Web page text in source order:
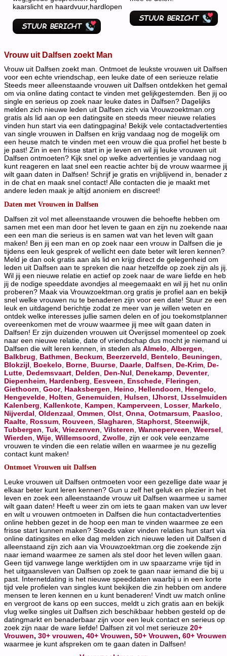
kaarslicht en haardvuur,hardlopen
Vrouw uit Dalfsen zoekt Man
Vrouw uit Dalfsen zoekt man. Ontmoet de leukste vrouwen uit Dalfsen
voor een echte vriendschap, een leuke date of een serieuze relatie
Steeds meer alleenstaande vrouwen uit Dalfsen ontdekken het
om via online dating contact te vinden met gelijkgestemden. Ben jij
single en serieus op zoek naar leuke dates in Dalfsen? Dagelijks
melden zich nieuwe leden uit Dalfsen zich via Vrouwzoektman.org
gratis als lid aan op een datingsite en steeds meer nieuwe relaties
vinden hun start via een datingpagina! Bekijk vele contactadvertenties
van single vrouwen in Dalfsen en krijg vandaag nog de mogelijk om
een heuse match te vinden met een vrouw die qua profiel het beste
je past! Zin in een frisse start in je leven en wil jij leuke vrouwen uit
Dalfsen ontmoeten? Kijk snel op welke advertenties je vandaag nog
kunt reageren en laat snel een reactie achter bij de vrouw waarmee jij
wilt gaan daten in Dalfsen! Schrijf je gratis en vrijblijvend in, benader
in de chat en maak snel contact! Alle contacten die je maakt met
andere leden maak je altijd anoniem en discreet!
Daten met Vrouwen in Dalfsen
Dalfsen zit vol met alleenstaande vrouwen die behoefte hebben om
samen met een man door het leven te gaan en zijn nu zoekende
een een man die serieus is en samen wat van het leven wilt gaan
maken! Ben jij een man en op zoek naar een vrouw in Dalfsen die je
tijdens een leuk gesprek of wellicht een date beter wilt leren kennen?
Meld je dan ook gratis aan als lid en krijg direct de gelegenheid om
leden uit Dalfsen aan te spreken die naar hetzelfde op zoek zijn als jij.
Wil jij een nieuwe relatie en actief op zoek naar de ware liefde en heb
jij de nodige speeddate avondjes al meegemaakt en wil jij het nu
proberen? Maak via Vrouwzoektman.org gratis je profiel aan en
snel welke vrouwen nu te benaderen zijn voor een date! Stuur ze een
leuk en uitdagend berichtje zodat ze meer van je willen weten en
ontdek welke interesses jullie samen delen en of jou
overeenkomen met de vrouw waarmee jij mee wilt gaan daten in
Dalfsen! Er zijn duizenden vrouwen uit Overijssel momenteel op zoek
naar een nieuwe relatie, date of vriendschap dus mocht je niemand
Dalfsen die wilt leren kennen, in steden als Almelo Albergen
Balkbrug
Bathmen Beckum Beerzerveld Bentelo Beuningen
Blokzijl
Boekelo Borne Buurse Daarle Dalfsen De-Krim De-
Lutte Dedemsvaart Delden Den-Nul Denekamp Deventer,
Diepenheim Hardenberg Eesveen Enschede Fleringen
Giethoorn Goor, Haaksbergen Heino Hellendoorn Hengelo
Hengevelde Holten Genemuiden Hulsen IJhorst IJsselmuiden
Kalenberg
Kallenkote Kampen Kamperveen Losser, Markelo
Nijverdal Oldenzaal Ommen Olst Onna Ootmarsum Paasloo
Raalte Rossum Rouveen Slagharen Staphorst Steenwijk
Tubbergen Tuk Vriezenven Vilsteren Wanneperveen Weersel
Wierden Wije Willemsoord Zwolle , zijn er ook vele eenzame
vrouwen te vinden die een relatie willen en waarmee je nu gezellig
contact kunt maken!
Ontmoet Vrouwen uit Dalfsen
Leuke vrouwen uit Dalfsen ontmoeten voor een gezellige date waar
elkaar beter kunt leren kennen? Gun u zelf het geluk en plezier in het
leven en zoek een alleenstaande vrouw uit Dalfsen waarmee u
wilt gaan daten! Heeft u weer zin om iets te gaan maken van uw
en wilt u vrouwen ontmoeten in Dalfsen die hun contactadvertenties
online hebben gezet in de hoop een man te vinden waarmee ze een
frisse start kunnen maken? Steeds vaker vinden relaties hun start via
online datingsites en elke dag melden zich nieuwe leden uit Dalfsen
alleenstaand zijn zich aan via Vrouwzoektman.org die zoekende zijn
naar iemand waarmee ze samen als stel door het leven willen gaan.
Geen tijd vanwege lange werktijden om in uw spaarzame vrije tijd in
het uitgaansleven van Dalfsen op zoek te gaan naar iemand die bij u
past. Internetdating is het nieuwe speeddaten waarbij u in een korte
tijd vele profielen van singles kunt bekijken die zin hebben om andere
mensen te leren kennen en u kunt benaderen! Vindt uw match online
en vergroot de kans op een succes, meldt u zich gratis aan en bekijk
vlug welke singles uit Dalfsen zich beschikbaar hebben gesteld op de
datingmarkt en benaderbaar zijn voor een leuk contact en serieus op
zoek zijn naar de ware liefde! Dalfsen zit vol met serieuze 20+
Vrouwen, 30+ vrouwen, 40+ Vrouwen, 50+ Vrouwen, 60+ Vrouwen
waarmee je kunt afspreken om te gaan daten in Dalfsen!